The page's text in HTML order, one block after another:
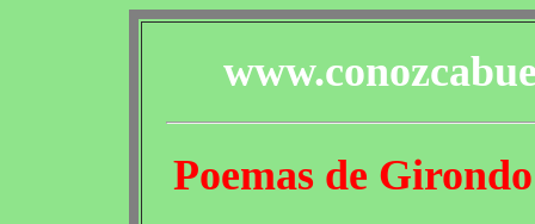
Poemas de